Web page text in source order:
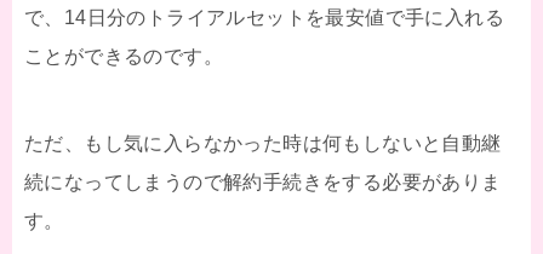
で、14日分のトライアルセットを最安値で手に入れる
ことができるのです。
ただ、もし気に入らなかった時は何もしないと自動継
続になってしまうので解約手続きをする必要がありま
す。